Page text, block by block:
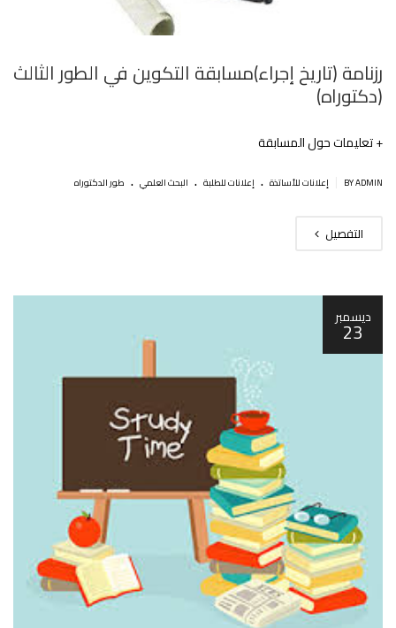
رزنامة (تاريخ إجراء)مسابقة التكوين في الطور الثالث
(دكتوراه)
+ تعليمات حول المسابقة
BY ADMIN إعلانات للأساتذة . إعلانات للطلبة . البحث العلمي . طور الدكتوراه
التفصيل
ديسمبر
23